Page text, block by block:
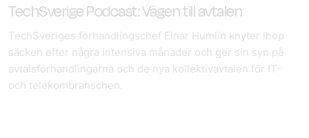
TechSverige Podcast: Vägen till avtalen
TechSveriges förhandlingschef Einar Humlin knyter ihop
säcken efter några intensiva månader och ger sin syn på
avtalsförhandlingarna och de nya kollektivavtalen för IT-
och telekombranschen.